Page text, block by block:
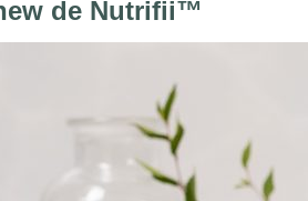
de Nutrifii™